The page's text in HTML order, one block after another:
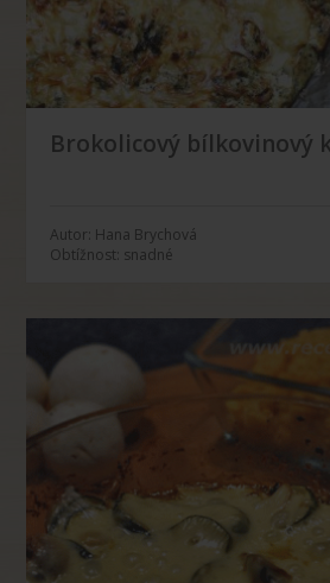
Brokolicový bílkovinový
Autor: Hana Brychová
Obtížnost: snadné